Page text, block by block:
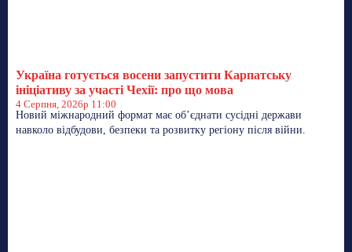
Україна готується восени запустити Карпатську
ініціативу за участі Чехії: про що мова
4 Серпня, 2026р 11:00
Новий міжнародний формат має об’єднати сусідні держави
навколо відбудови, безпеки та розвитку регіону після війни.